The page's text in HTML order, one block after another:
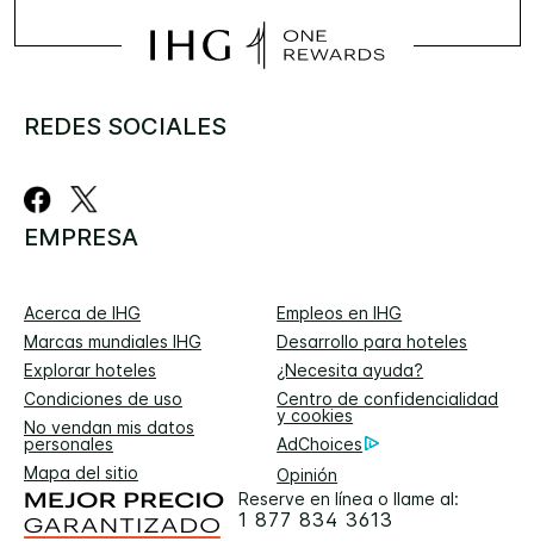
REDES SOCIALES
EMPRESA
Acerca de IHG
Empleos en IHG
Marcas mundiales IHG
Desarrollo para hoteles
Explorar hoteles
¿Necesita ayuda?
Condiciones de uso
Centro de confidencialidad
y cookies
No vendan mis datos
personales
AdChoices
Mapa del sitio
Opinión
Reserve en línea o llame al:
1 877 834 3613